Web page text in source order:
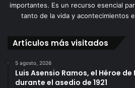
importantes. Es un recurso esencial
tanto de la vida y acontecimientos
Artículos más visitados
5 agosto, 2026
Luis Asensio Ramos, el Héroe
durante el asedio de 1921